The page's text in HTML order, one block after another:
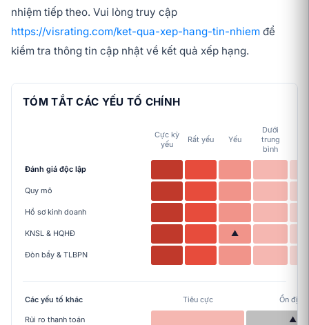
nhiệm tiếp theo. Vui lòng truy cập
https://visrating.com/ket-qua-xep-hang-tin-nhiem để
kiểm tra thông tin cập nhật về kết quả xếp hạng.
TÓM TẮT CÁC YẾU TỐ CHÍNH
Cực kỳ
yếu
Rất yếu Yếu
Dưới
trung
bình
Đánh giá độc lập
Quy mô
Hồ sơ kinh doanh
KNSL & HQHĐ ▲
Đòn bẩy & TLBPN
Các yếu tố khác Tiêu cực Ổn định
Rủi ro thanh toán ▲